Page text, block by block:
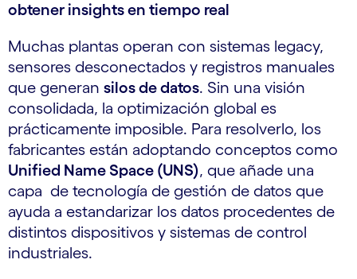
obtener insights en tiempo real
Muchas plantas operan con sistemas legacy,
sensores desconectados y registros manuales
que generan silos de datos. Sin una visión
consolidada, la optimización global es
prácticamente imposible. Para resolverlo, los
fabricantes están adoptando conceptos como
Unified Name Space (UNS), que añade una
capa de tecnología de gestión de datos que
ayuda a estandarizar los datos procedentes de
distintos dispositivos y sistemas de control
industriales.